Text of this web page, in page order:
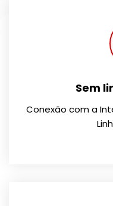
Sem
Conexão com a